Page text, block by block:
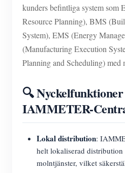
kunders befintliga system som
Resource Planning), BMS
System), EMS (Energy
(Manufacturing Execution
Planning and Scheduling) med
🔍 Nyckelfunktioner
IAMMETER-
Lokal distribution:
helt lokaliserad distribution
molntjänster, vilket